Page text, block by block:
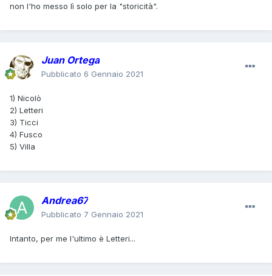
non l'ho messo lì solo per la "storicità".
Juan Ortega
Pubblicato 6 Gennaio 2021
1) Nicolò
2) Letteri
3) Ticci
4) Fusco
5) Villa
Andrea67
Pubblicato 7 Gennaio 2021
Intanto, per me l'ultimo è Letteri...